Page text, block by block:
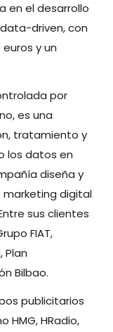
en el desarrollo
driven, con
y un
por
es una
tratamiento y
los datos en
diseña y
digital
sus clientes
FIAT,
Plan
Bilbao.
publicitarios
HMG, HRadio,